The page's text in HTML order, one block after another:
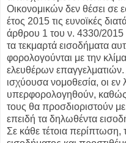
Οικονομικών δεν θέσει σε
έτος 2015 τις ευνοϊκές
άρθρου 1 του ν. 4330/2015
τα τεκμαρτά εισοδήματα
φορολογούνται με την
ελευθέρων επαγγελματιών.
ισχύουσα νομοθεσία, οι
υπερφορολογηθούν,
τους θα προσδιοριστούν
επειδή τα δηλωθέντα
Σε κάθε τέτοια